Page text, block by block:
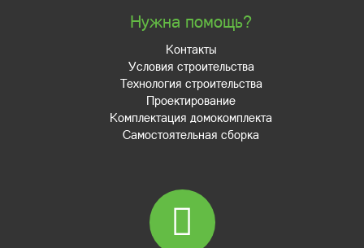
Нужна помощь?
Контакты
Условия строительства
Технология строительства
Проектирование
Комплектация домокомплекта
Самостоятельная сборка